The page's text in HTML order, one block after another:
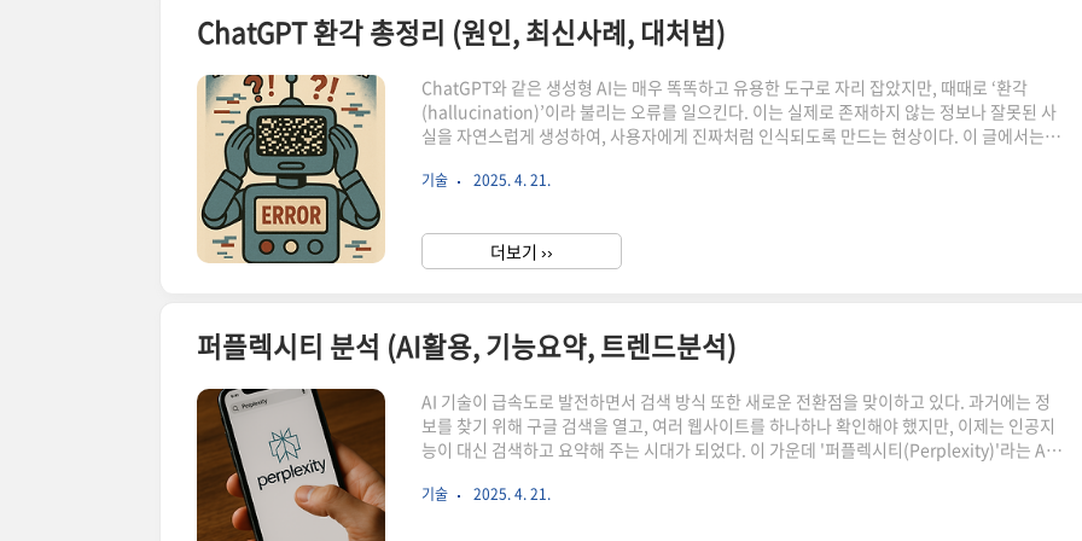
ChatGPT 환각 총정리 (원인, 최신사례, 대처법)
ChatGPT와 같은 생성형 AI는 매우 똑똑하고 유용한 도구로 자리 잡았지만, 때때로 ‘환각
(hallucination)’이라 불리는 오류를 일으킨다. 이는 실제로 존재하지 않는 정보나 잘못된 사
실을 자연스럽게 생성하여, 사용자에게 진짜처럼 인식되도록 만드는 현상이다. 이 글에서는
용자 관점에서 어떻게 이 문제를 줄일 수 있을지를 다룬다. ChatGPT 환각 현상의 원인과 유형
스럽게 생성하는 현상으로, 이는 언어 모델의 작동 방식과 구조적 한계에서 비롯된다. 가장 근
본적인 원인은 모델이 ‘진실’을 이해하거나 확인하는 능..
기술 2025. 4. 21.
더보기 ››
퍼플렉시티 분석 (AI활용, 기능요약, 트렌드분석)
AI 기술이 급속도로 발전하면서 검색 방식 또한 새로운 전환점을 맞이하고 있다. 과거에는 정
보를 찾기 위해 구글 검색을 열고, 여러 웹사이트를 하나하나 확인해야 했지만, 이제는 인공지
능이 대신 검색하고 요약해 주는 시대가 되었다. 이 가운데 '퍼플렉시티(Perplexity)'라는 AI
고 있다. 이 글에서는 퍼플렉시티가 어떻게 활용되는지, 어떤 기능이 특히 유용한지, 그리고 현
기술 2025. 4. 21.